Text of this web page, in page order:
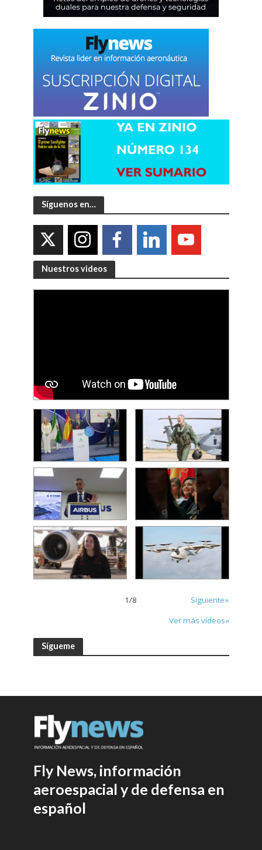
Síguenos en…
Nuestros videos
1/8
Siguiente»
Ver más vídeos»
Sígueme
Fly News, información
aeroespacial y de defensa en
español